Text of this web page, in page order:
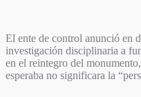
El ente de control anunció en
investigación disciplinaria a
en el reintegro del
esperaba no significara la